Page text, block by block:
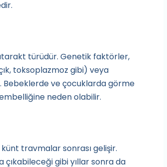
türüdür. Genetik faktörler,
toksoplazmoz gibi) veya
Bebeklerde ve çocuklarda görme
neden olabilir.
travmalar sonrası gelişir.
gibi yıllar sonra da